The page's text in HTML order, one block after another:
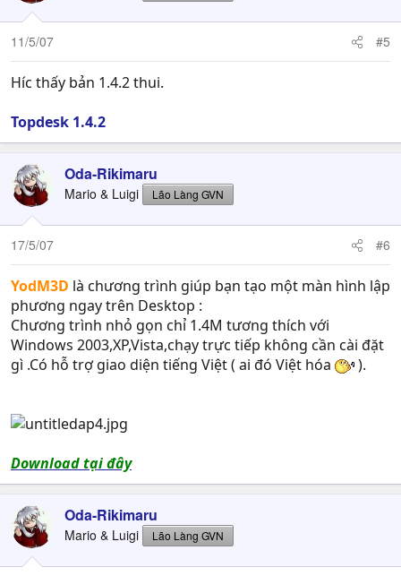
11/5/07 #5
Híc thấy bản 1.4.2 thui.
Topdesk 1.4.2
Oda-Rikimaru
Mario & Luigi Lão Làng GVN
17/5/07 #6
YodM3D là chương trình giúp bạn tạo một màn hình lập
phương ngay trên Desktop :
Chương trình nhỏ gọn chỉ 1.4M tương thích với
Windows 2003,XP,Vista,chạy trực tiếp không cần cài đặt
gì .Có hỗ trợ giao diện tiếng Việt ( ai đó Việt hóa
).
Download tại đây
Oda-Rikimaru
Mario & Luigi Lão Làng GVN